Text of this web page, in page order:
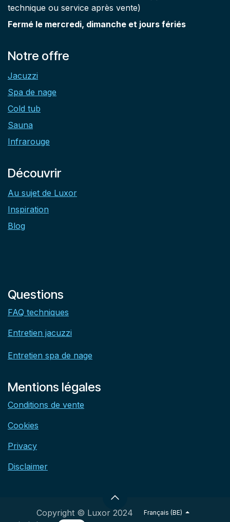
technique ou service après vente)
Fermé le mercredi, dimanche et jours fériés
Notre offre
Jacuzzi
Spa de nage
Cold tub
Sauna
Infrarouge
Découvrir
Au sujet de Luxor
Inspiration
Blog
Questions
FAQ techniques
Entretien jacuzzi
Entretien spa de nage
Mentions légales
Conditions de vente
Cookies
Privacy
Disclaimer
Copyright © Luxor 2024 Français (BE)